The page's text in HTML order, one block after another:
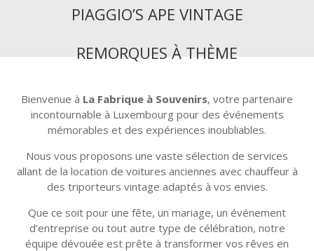
PIAGGIO’S APE VINTAGE
REMORQUES À THÈME
Bienvenue à La Fabrique à Souvenirs, votre partenaire
incontournable à Luxembourg pour des événements
mémorables et des expériences inoubliables.
Nous vous proposons une vaste sélection de services
allant de la location de voitures anciennes avec chauffeur à
des triporteurs vintage adaptés à vos envies.
Que ce soit pour une fête, un mariage, un événement
d’entreprise ou tout autre type de célébration, notre
équipe dévouée est prête à transformer vos rêves en